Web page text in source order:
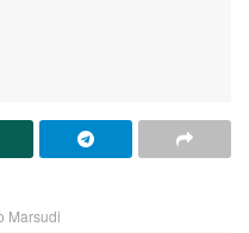
Marsudi